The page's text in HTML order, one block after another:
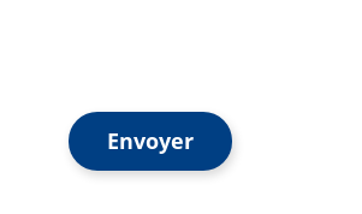
Envoyer